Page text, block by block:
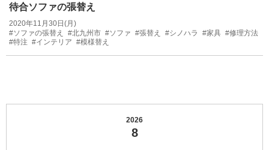
待合ソファの張替え
2020年11月30日(月)
#ソファの張替え
#北九州市 #ソファ #張替え #シノハラ #家具 #修理方法
#特注 #インテリア #模様替え
2026
8